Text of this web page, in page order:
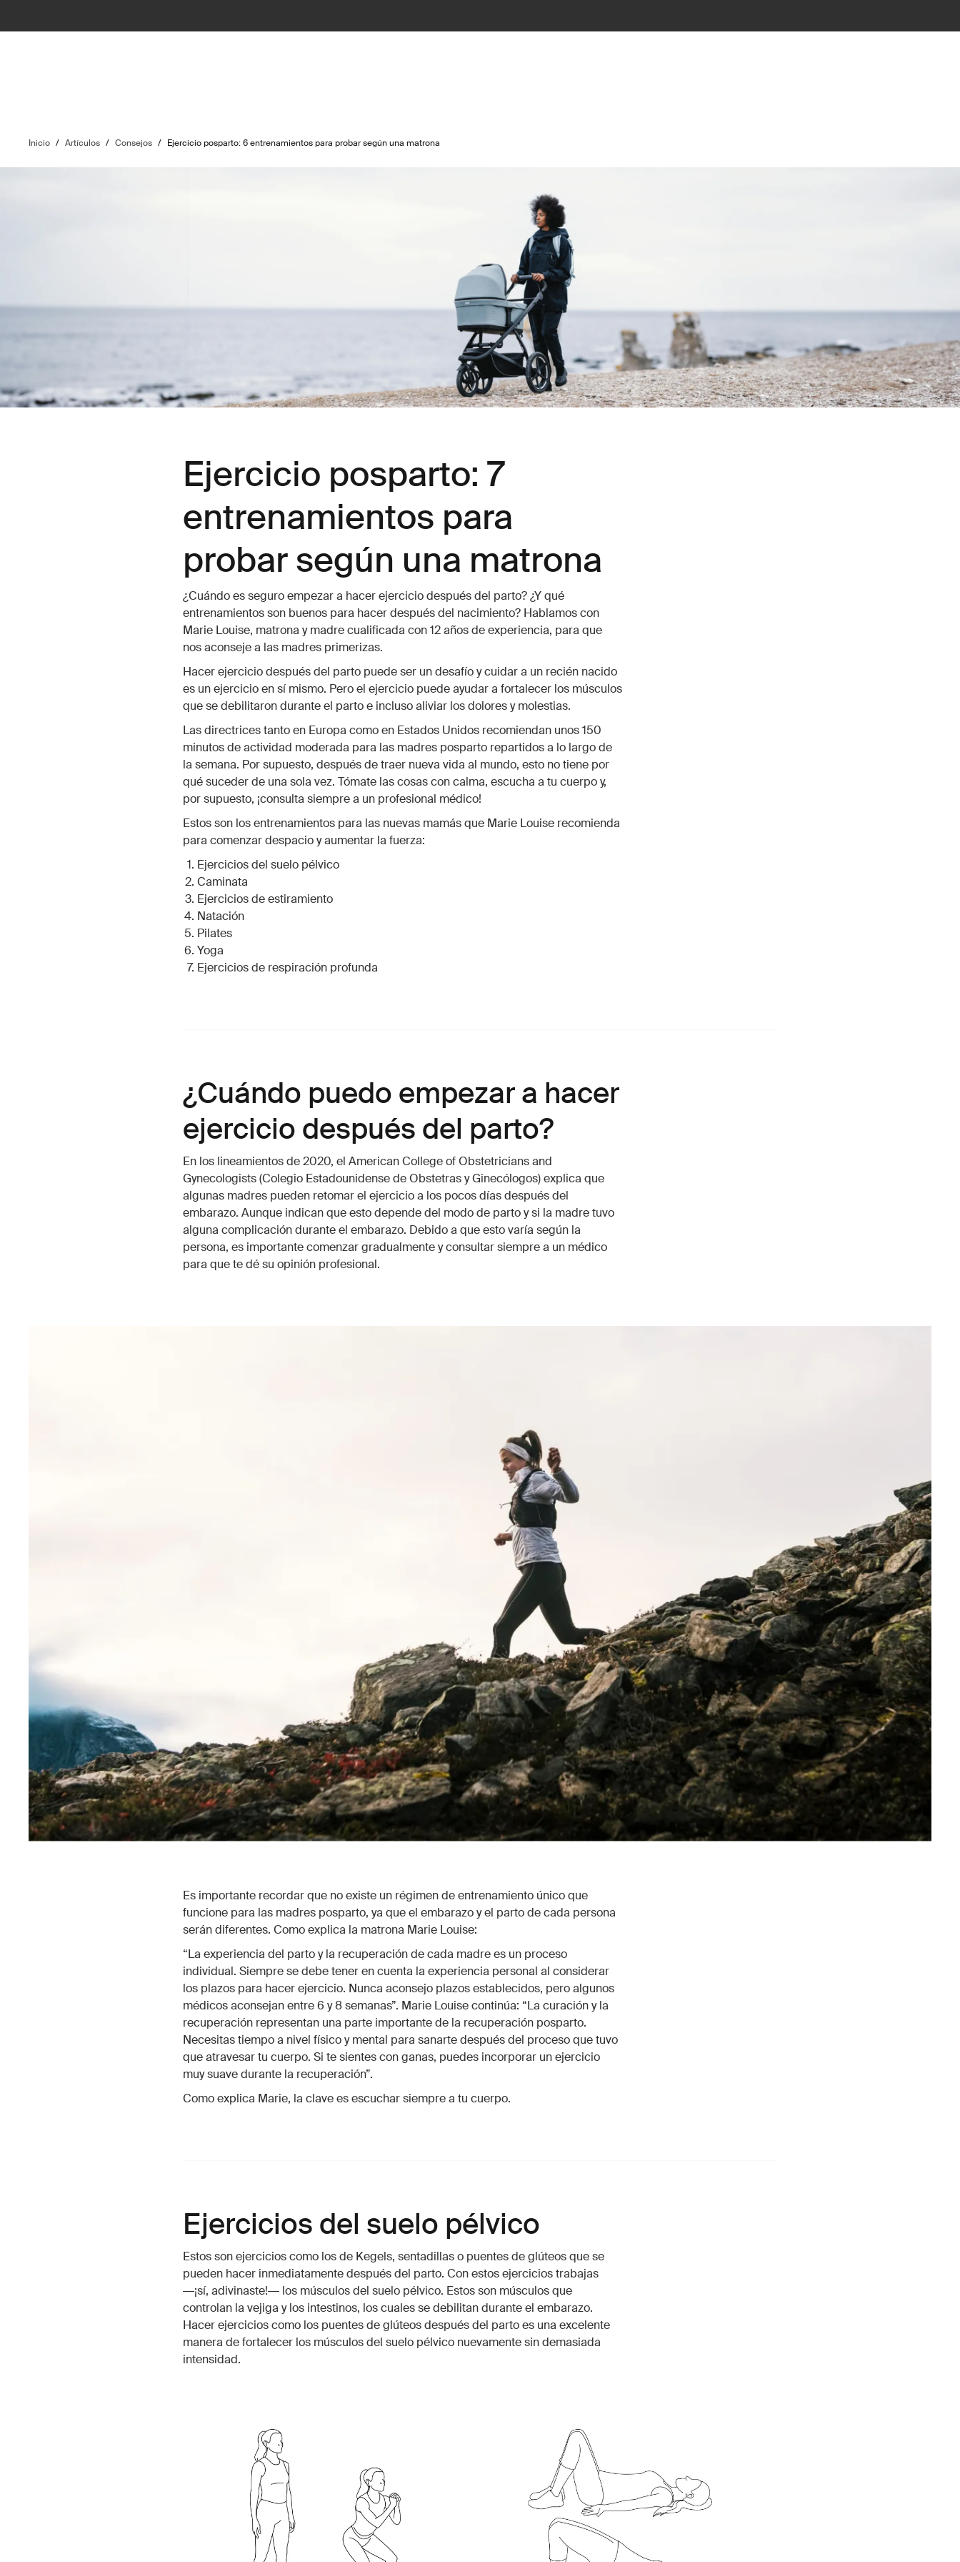
Inicio / Artículos / Consejos / Ejercicio posparto: 6 entrenamientos para probar según una matrona
Ejercicio posparto: 7
entrenamientos para
probar según una matrona
¿Cuándo es seguro empezar a hacer ejercicio después del parto? ¿Y qué
entrenamientos son buenos para hacer después del nacimiento? Hablamos con
Marie Louise, matrona y madre cualificada con 12 años de experiencia, para que
nos aconseje a las madres primerizas.
Hacer ejercicio después del parto puede ser un desafío y cuidar a un recién nacido
es un ejercicio en sí mismo. Pero el ejercicio puede ayudar a fortalecer los músculos
que se debilitaron durante el parto e incluso aliviar los dolores y molestias.
Las directrices tanto en Europa como en Estados Unidos recomiendan unos 150
minutos de actividad moderada para las madres posparto repartidos a lo largo de
la semana. Por supuesto, después de traer nueva vida al mundo, esto no tiene por
qué suceder de una sola vez. Tómate las cosas con calma, escucha a tu cuerpo y,
por supuesto, ¡consulta siempre a un profesional médico!
Estos son los entrenamientos para las nuevas mamás que Marie Louise recomienda
para comenzar despacio y aumentar la fuerza:
Ejercicios del suelo pélvico
Caminata
Ejercicios de estiramiento
Natación
Pilates
Yoga
Ejercicios de respiración profunda
¿Cuándo puedo empezar a hacer
ejercicio después del parto?
En los lineamientos de 2020, el American College of Obstetricians and
Gynecologists (Colegio Estadounidense de Obstetras y Ginecólogos) explica que
algunas madres pueden retomar el ejercicio a los pocos días después del
embarazo. Aunque indican que esto depende del modo de parto y si la madre tuvo
alguna complicación durante el embarazo. Debido a que esto varía según la
persona, es importante comenzar gradualmente y consultar siempre a un médico
para que te dé su opinión profesional.
Es importante recordar que no existe un régimen de entrenamiento único que
funcione para las madres posparto, ya que el embarazo y el parto de cada persona
serán diferentes. Como explica la matrona Marie Louise:
“La experiencia del parto y la recuperación de cada madre es un proceso
individual. Siempre se debe tener en cuenta la experiencia personal al considerar
los plazos para hacer ejercicio. Nunca aconsejo plazos establecidos, pero algunos
médicos aconsejan entre 6 y 8 semanas”. Marie Louise continúa: “La curación y la
recuperación representan una parte importante de la recuperación posparto.
Necesitas tiempo a nivel físico y mental para sanarte después del proceso que tuvo
que atravesar tu cuerpo. Si te sientes con ganas, puedes incorporar un ejercicio
muy suave durante la recuperación”.
Como explica Marie, la clave es escuchar siempre a tu cuerpo.
Ejercicios del suelo pélvico
Estos son ejercicios como los de Kegels, sentadillas o puentes de glúteos que se
pueden hacer inmediatamente después del parto. Con estos ejercicios trabajas
―¡sí, adivinaste!― los músculos del suelo pélvico. Estos son músculos que
controlan la vejiga y los intestinos, los cuales se debilitan durante el embarazo.
Hacer ejercicios como los puentes de glúteos después del parto es una excelente
manera de fortalecer los músculos del suelo pélvico nuevamente sin demasiada
intensidad.